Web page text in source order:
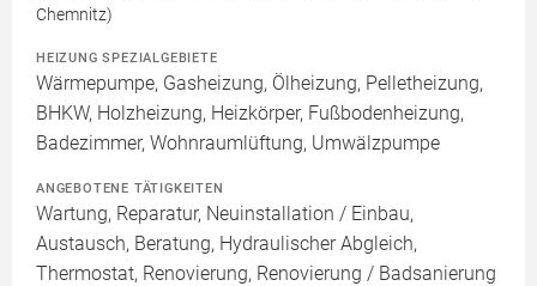
Chemnitz)
HEIZUNG SPEZIALGEBIETE
Wärmepumpe, Gasheizung, Ölheizung, Pelletheizung,
BHKW, Holzheizung, Heizkörper, Fußbodenheizung,
Badezimmer, Wohnraumlüftung, Umwälzpumpe
ANGEBOTENE TÄTIGKEITEN
Wartung, Reparatur, Neuinstallation / Einbau,
Austausch, Beratung, Hydraulischer Abgleich,
Thermostat, Renovierung, Renovierung / Badsanierung